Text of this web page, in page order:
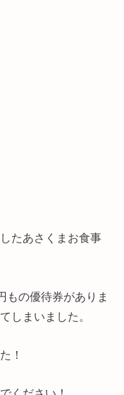
たあさくまお食事
もの優待券がありま
しまいました。
！